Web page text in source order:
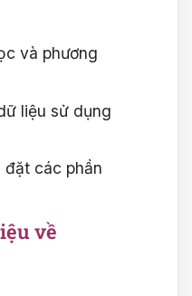
và phương
liệu sử dụng
đặt các phần
về